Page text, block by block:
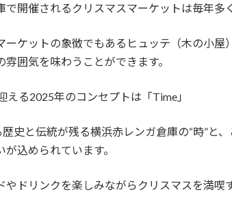
で開催されるクリスマスマーケットは毎年多
ーケットの象徴でもあるヒュッテ（木の小
囲気を味わうことができます。
える2025年のコンセプトは「Time」
歴史と伝統が残る横浜赤レンガ倉庫の“時”と
込められています。
やドリンクを楽しみながらクリスマスを満喫